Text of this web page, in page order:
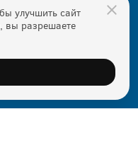
улучшить сайт
вы разрешаете